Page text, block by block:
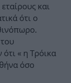
και
ότι ο
« η Τρόικα
όσο